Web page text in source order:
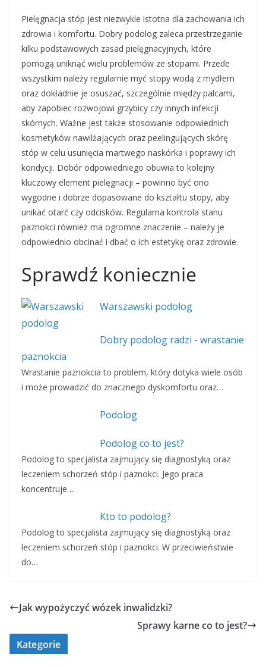
Pielęgnacja stóp jest niezwykle istotna dla zachowania ich
zdrowia i komfortu. Dobry podolog zaleca przestrzeganie
kilku podstawowych zasad pielęgnacyjnych, które
pomogą uniknąć wielu problemów ze stopami. Przede
wszystkim należy regularnie myć stopy wodą z mydłem
oraz dokładnie je osuszać, szczególnie między palcami,
aby zapobiec rozwojowi grzybicy czy innych infekcji
skórnych. Ważne jest także stosowanie odpowiednich
kosmetyków nawilżających oraz peelingujących skórę
stóp w celu usunięcia martwego naskórka i poprawy ich
kondycji. Dobór odpowiedniego obuwia to kolejny
kluczowy element pielęgnacji – powinno być ono
wygodne i dobrze dopasowane do kształtu stopy, aby
unikać otarć czy odcisków. Regularna kontrola stanu
paznokci również ma ogromne znaczenie – należy je
odpowiednio obcinać i dbać o ich estetykę oraz zdrowie.
Sprawdź koniecznie
Warszawski podolog
Dobry podolog radzi - wrastanie
paznokcia
Wrastanie paznokcia to problem, który dotyka wiele osób
i może prowadzić do znacznego dyskomfortu oraz…
Podolog
Podolog co to jest?
Podolog to specjalista zajmujący się diagnostyką oraz
leczeniem schorzeń stóp i paznokci. Jego praca
koncentruje…
Kto to podolog?
Podolog to specjalista zajmujący się diagnostyką oraz
leczeniem schorzeń stóp i paznokci. W przeciwieństwie
do…
Jak wypożyczyć wózek inwalidzki?
Sprawy karne co to jest?
Kategorie